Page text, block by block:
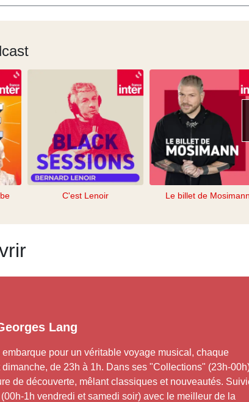
C'est Lenoir Le billet de
Lang
pour un véritable voyage musical, chaque
de 23h à 1h. Dans ses "Collections" (23h-
de découverte, mêlant classiques et nouveautés.
1h vendredi et samedi soir) avec le meilleur de la